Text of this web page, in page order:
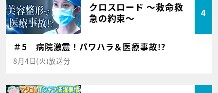
クロスロード ～救命救
急の約束～
4
＃5 病院激震！パワハラ＆医療事故!?
8月4日(火)放送分